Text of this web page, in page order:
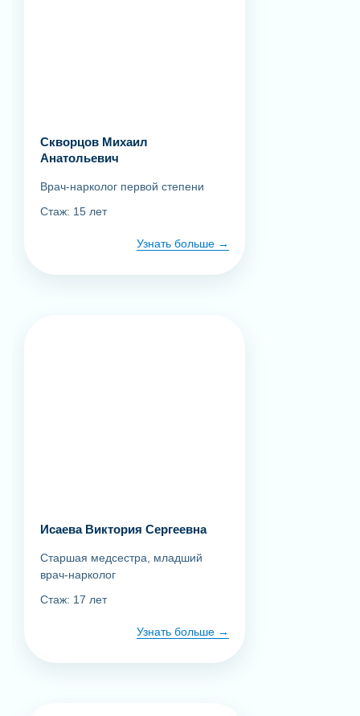
Скворцов Михаил
Анатольевич
Врач-нарколог первой степени
Стаж: 15 лет
Узнать больше
Исаева Виктория Сергеевна
Старшая медсестра, младший
врач-нарколог
Стаж: 17 лет
Узнать больше